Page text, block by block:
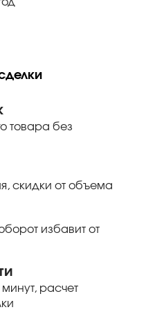
товара без
скидки от объема
избавит от
расчет